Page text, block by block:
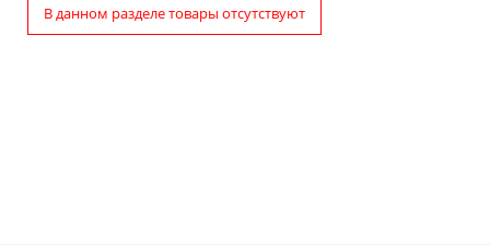
В данном разделе товары отсутствуют